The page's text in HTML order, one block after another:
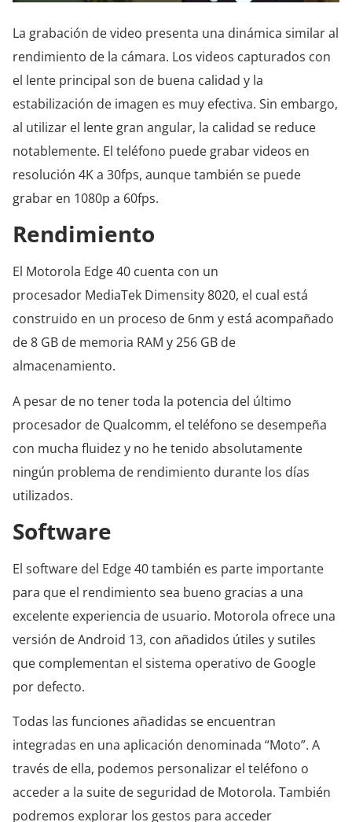
La grabación de video presenta una dinámica similar al
rendimiento de la cámara. Los videos capturados con
el lente principal son de buena calidad y la
estabilización de imagen es muy efectiva. Sin embargo,
al utilizar el lente gran angular, la calidad se reduce
notablemente. El teléfono puede grabar videos en
resolución 4K a 30fps, aunque también se puede
grabar en 1080p a 60fps.
Rendimiento
El Motorola Edge 40 cuenta con un
procesador MediaTek Dimensity 8020, el cual está
construido en un proceso de 6nm y está acompañado
de 8 GB de memoria RAM y 256 GB de
almacenamiento.
A pesar de no tener toda la potencia del último
procesador de Qualcomm, el teléfono se desempeña
con mucha fluidez y no he tenido absolutamente
ningún problema de rendimiento durante los días
utilizados.
Software
El software del Edge 40 también es parte importante
para que el rendimiento sea bueno gracias a una
excelente experiencia de usuario. Motorola ofrece una
versión de Android 13, con añadidos útiles y sutiles
que complementan el sistema operativo de Google
por defecto.
Todas las funciones añadidas se encuentran
integradas en una aplicación denominada “Moto”. A
través de ella, podemos personalizar el teléfono o
acceder a la suite de seguridad de Motorola. También
podremos explorar los gestos para acceder